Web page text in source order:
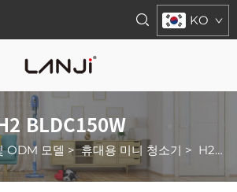
KO
BLDC150W
ODM 모델 >휴대용 미니 청소기 > H2 BLDC150W